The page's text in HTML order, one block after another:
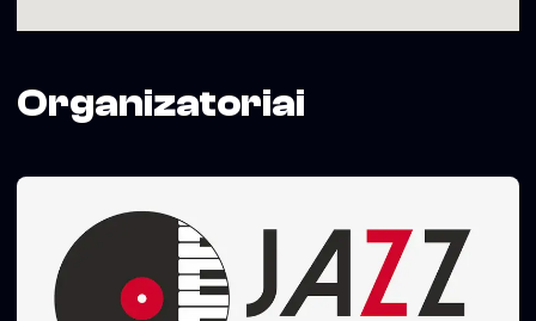
Organizatoriai